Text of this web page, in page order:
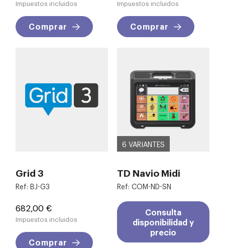
Impuestos incluidos
Comprar
Impuestos incluidos
Comprar
Grid 3
Ref: BJ-G3
Precio
682,00 €
Impuestos incluidos
Comprar
6 VARIANTES
TD Navio Midi
Ref: COM-ND-SN
Consulta
disponibilidad y
precio